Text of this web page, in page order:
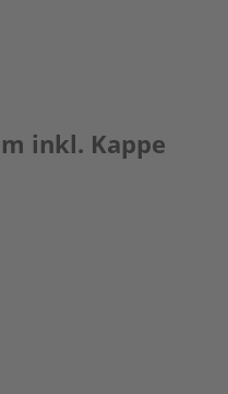
inkl. Kappe